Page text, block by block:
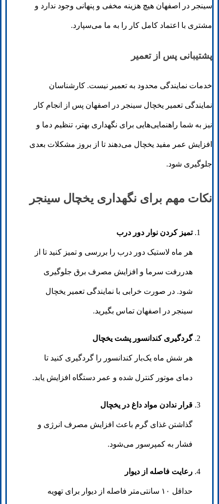
سینجر در اصفهان هیچ هزینه مخفی و پنهانی وجود ندارد و
مشتری با اعتماد کامل کار را به ما می‌سپارد.
پشتیبانی پس از تعمیر
خدمات نمایندگی محدود به تعمیر نیست. کارشناسان
نمایندگی تعمیر یخچال سینجر در اصفهان پس از انجام کار
نیز به شما راهنمایی‌هایی برای نگهداری بهتر، تنظیم دما و
افزایش عمر مفید یخچال می‌دهند تا از بروز مشکلات بعدی
جلوگیری شود.
نکات مهم برای نگهداری یخچال سینجر
تمیز کردن نوار دور درب
هر ماه لاستیک دور درب را بررسی و تمیز کنید تا از
هدررفت سرما و افزایش مصرف برق جلوگیری
شود. در صورت خرابی با نمایندگی تعمیر یخچال
سینجر در اصفهان تماس بگیرید.
گردگیری کندانسور پشت یخچال
هر شش ماه یک‌بار کندانسور را گردگیری کنید تا
دمای موتور کنترل شده و عمر دستگاه افزایش یابد.
قرار ندادن مواد داغ در یخچال
گذاشتن غذای گرم باعث افزایش مصرف انرژی و
فشار به کمپرسور می‌شود.
رعایت فاصله از دیوار
حداقل ۱۰ سانتی‌متر فاصله از دیوار برای تهویه